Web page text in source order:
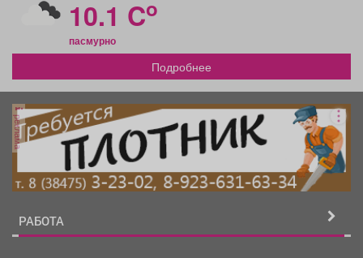
10.1 Co
пасмурно
Подробнее
реклама
РАБОТА